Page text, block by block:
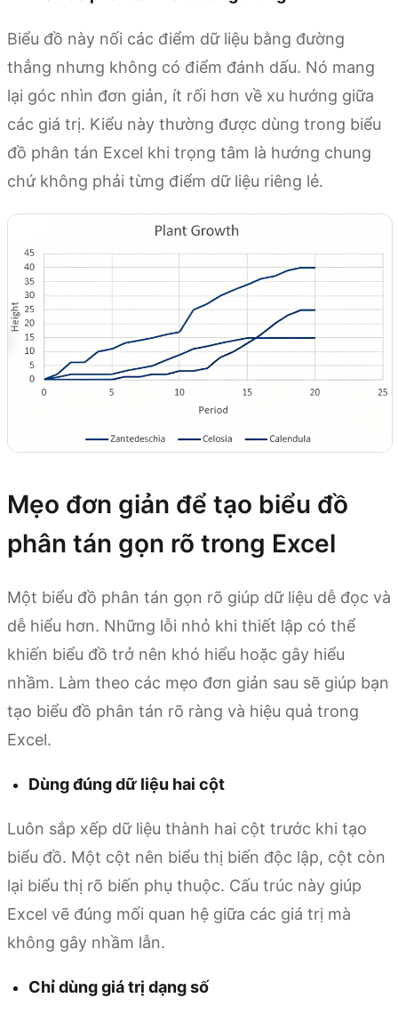
Biểu đồ này nối các điểm dữ liệu bằng đường
thẳng nhưng không có điểm đánh dấu. Nó mang
lại góc nhìn đơn giản, ít rối hơn về xu hướng giữa
các giá trị. Kiểu này thường được dùng trong biểu
đồ phân tán Excel khi trọng tâm là hướng chung
chứ không phải từng điểm dữ liệu riêng lẻ.
Mẹo đơn giản để tạo biểu đồ
phân tán gọn rõ trong Excel
Một biểu đồ phân tán gọn rõ giúp dữ liệu dễ đọc và
dễ hiểu hơn. Những lỗi nhỏ khi thiết lập có thể
khiến biểu đồ trở nên khó hiểu hoặc gây hiểu
nhầm. Làm theo các mẹo đơn giản sau sẽ giúp bạn
tạo biểu đồ phân tán rõ ràng và hiệu quả trong
Excel.
Dùng đúng dữ liệu hai cột
Luôn sắp xếp dữ liệu thành hai cột trước khi tạo
biểu đồ. Một cột nên biểu thị biến độc lập, cột còn
lại biểu thị rõ biến phụ thuộc. Cấu trúc này giúp
Excel vẽ đúng mối quan hệ giữa các giá trị mà
không gây nhầm lẫn.
Chỉ dùng giá trị dạng số